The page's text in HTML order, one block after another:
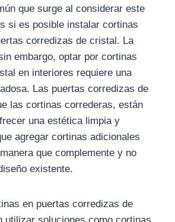
que surge al considerar este
si es posible instalar cortinas
corredizas de cristal. La
embargo, optar por cortinas
en interiores requiere una
Las puertas corredizas de
las cortinas correderas, están
una estética limpia y
agregar cortinas adicionales
que complemente y no
existente.
en puertas corredizas de